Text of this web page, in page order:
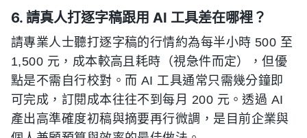
6. 請真人打逐字稿跟用 AI 工具差在哪裡？
請專業人士聽打逐字稿的行情約為每半小時 500 至
1,500 元，成本較高且耗時（視急件而定），但優
點是不需自行校對。而 AI 工具通常只需幾分鐘即
可完成，訂閱成本往往不到每月 200 元。透過 AI
產出高準確度初稿與摘要再行微調，是目前企業與